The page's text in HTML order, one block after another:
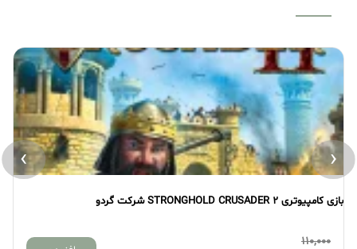
بازی کامپیوتری STRONGHOLD CRUSADER 2 شرکت گردو
110,000
‹
›